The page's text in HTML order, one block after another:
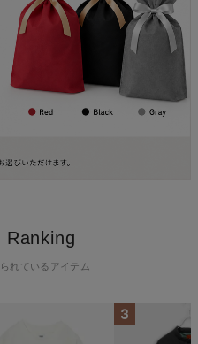
Ranking
れているアイテム